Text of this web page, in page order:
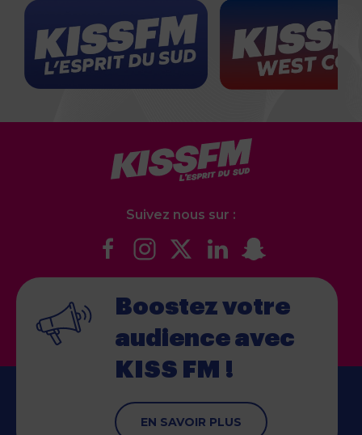
Suivez nous sur :
Boostez votre
audience avec
KISS FM !
EN SAVOIR PLUS